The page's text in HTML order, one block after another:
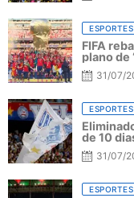
ESPORTES
FIFA
plano de
31/07/
ESPORTES
de 10
31/07/
ESPORTES